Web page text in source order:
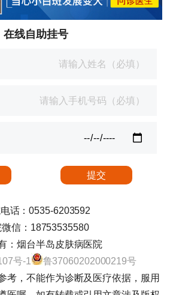
在线自助挂号
话：0535-6203592
微信：18753535580
：烟台半岛皮肤病医院
号-1
鲁37060202000219号
考，不能作为诊断及医疗依据，服用